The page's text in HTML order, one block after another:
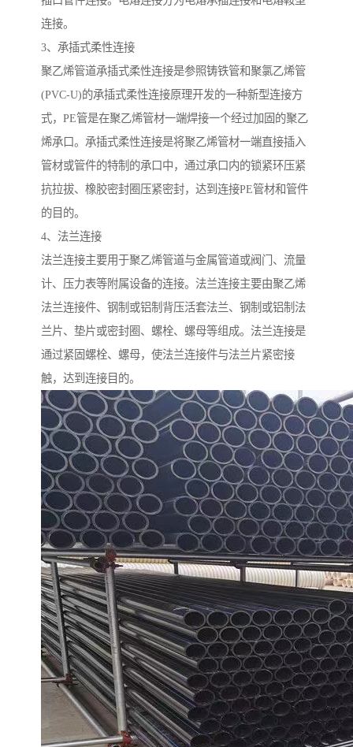
连接。
3、承插式柔性连接
聚乙烯管道承插式柔性连接是参照铸铁管和聚氯乙烯管
(PVC-U)的承插式柔性连接原理开发的一种新型连接方
式，PE管是在聚乙烯管材一端焊接一个经过加固的聚乙
烯承口。承插式柔性连接是将聚乙烯管材一端直接插入
管材或管件的特制的承口中，通过承口内的锁紧环压紧
抗拉拔、橡胶密封圈压紧密封，达到连接PE管材和管件
的目的。
4、法兰连接
法兰连接主要用于聚乙烯管道与金属管道或阀门、流量
计、压力表等附属设备的连接。法兰连接主要由聚乙烯
法兰连接件、钢制或铝制背压活套法兰、钢制或铝制法
兰片、垫片或密封圈、螺栓、螺母等组成。法兰连接是
通过紧固螺栓、螺母，使法兰连接件与法兰片紧密接
触，达到连接目的。